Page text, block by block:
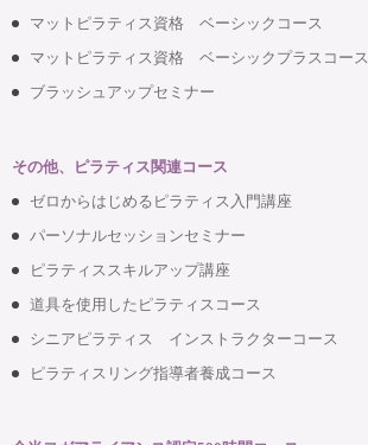
マットピラティス資格 ベーシックコース
マットピラティス資格 ベーシックプラスコース
ブラッシュアップセミナー
その他、ピラティス関連コース
ゼロからはじめるピラティス入門講座
パーソナルセッションセミナー
ピラティススキルアップ講座
道具を使用したピラティスコース
シニアピラティス インストラクターコース
ピラティスリング指導者養成コース